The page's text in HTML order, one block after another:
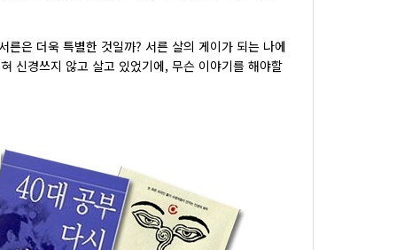
은 더욱 특별한 것일까? 서른 살의 게이가 되는 나에
신경쓰지 않고 살고 있었기에, 무슨 이야기를 해야할